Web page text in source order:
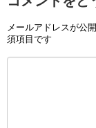
メールアドレスが公
須項目です